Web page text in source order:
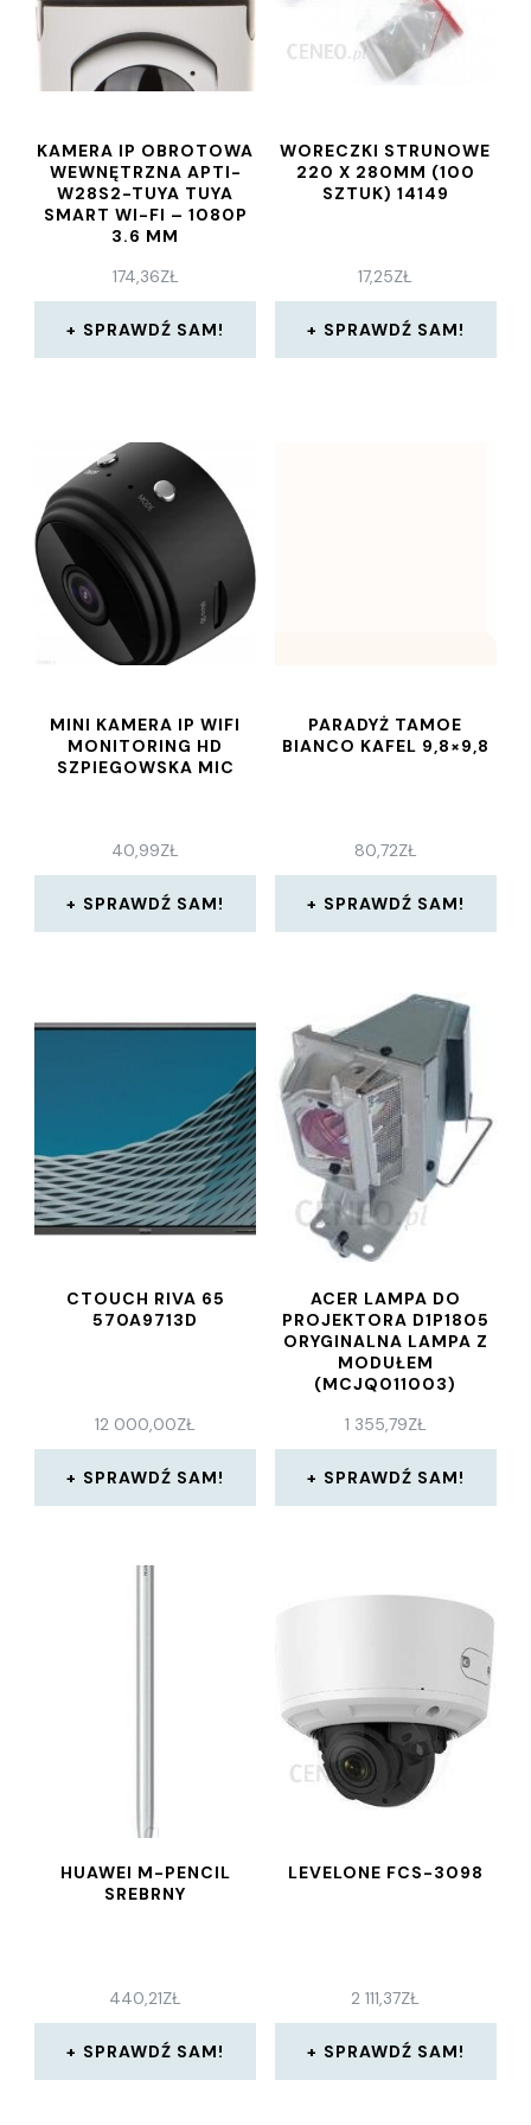
KAMERA IP OBROTOWA
WEWNĘTRZNA APTI-
W28S2-TUYA TUYA
SMART WI-FI – 1080P
3.6 MM
174,36ZŁ
SPRAWDŹ SAM!
WORECZKI STRUNOWE
220 X 280MM (100
SZTUK) 14149
17,25ZŁ
SPRAWDŹ SAM!
MINI KAMERA IP WIFI
MONITORING HD
SZPIEGOWSKA MIC
40,99ZŁ
SPRAWDŹ SAM!
PARADYŻ TAMOE
BIANCO KAFEL 9,8×9,8
80,72ZŁ
SPRAWDŹ SAM!
CTOUCH RIVA 65
570A9713D
12 000,00ZŁ
SPRAWDŹ SAM!
ACER LAMPA DO
PROJEKTORA D1P1805
ORYGINALNA LAMPA Z
MODUŁEM
(MCJQ011003)
1 355,79ZŁ
SPRAWDŹ SAM!
HUAWEI M-PENCIL
SREBRNY
440,21ZŁ
SPRAWDŹ SAM!
LEVELONE FCS-3098
2 111,37ZŁ
SPRAWDŹ SAM!